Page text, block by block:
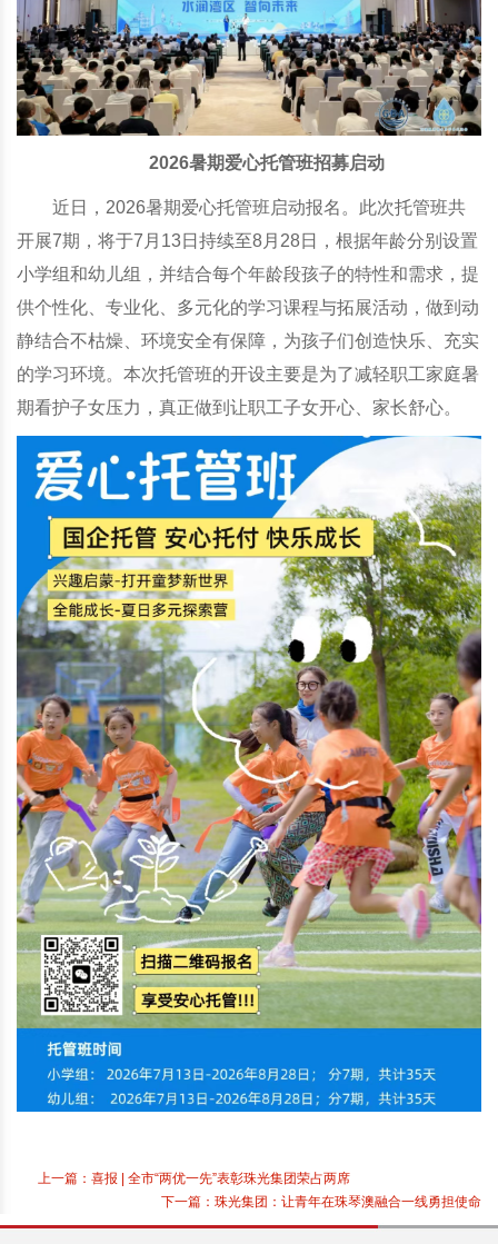
2026暑期爱心托管班招募启动
近日，2026暑期爱心托管班启动报名。此次托管班共
开展7期，将于7月13日持续至8月28日，根据年龄分别设置
小学组和幼儿组，并结合每个年龄段孩子的特性和需求，提
供个性化、专业化、多元化的学习课程与拓展活动，做到动
静结合不枯燥、环境安全有保障，为孩子们创造快乐、充实
的学习环境。本次托管班的开设主要是为了减轻职工家庭暑
期看护子女压力，真正做到让职工子女开心、家长舒心。
上一篇： 喜报 | 全市“两优一先”表彰珠光集团荣占两席
下一篇：珠光集团：让青年在珠琴澳融合一线勇担使命